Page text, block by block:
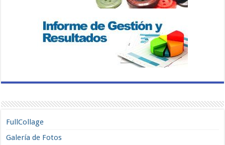
FullCollage
Galería de Fotos